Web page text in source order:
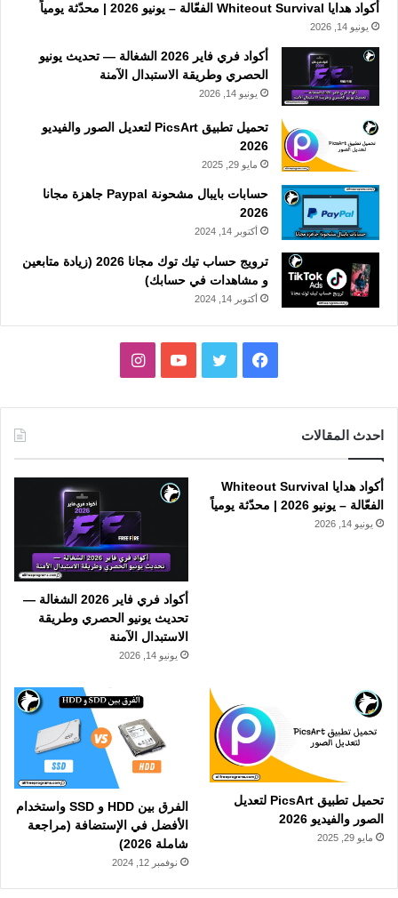
أكواد هدايا Whiteout Survival الفعّالة – يونيو 2026 | محدّثة يومياً
يونيو 14, 2026
أكواد فري فاير 2026 الشغالة — تحديث يونيو
الحصري وطريقة الاستبدال الآمنة
يونيو 14, 2026
تحميل تطبيق PicsArt لتعديل الصور والفيديو
2026
مايو 29, 2025
حسابات بايبال مشحونة Paypal جاهزة مجانا
2026
أكتوبر 14, 2024
ترويج حساب تيك توك مجانا 2026 (زيادة متابعين
و مشاهدات في حسابك)
أكتوبر 14, 2024
فيسبوك تويتر يوتيوبانستقرام
احدث المقالات
أكواد هدايا Whiteout Survival
الفعّالة – يونيو 2026 | محدّثة يومياً
يونيو 14, 2026
أكواد فري فاير 2026 الشغالة —
تحديث يونيو الحصري وطريقة
الاستبدال الآمنة
يونيو 14, 2026
تحميل تطبيق PicsArt لتعديل
الصور والفيديو 2026
مايو 29, 2025
الفرق بين HDD و SSD واستخدام
الأفضل في الإستضافة (مراجعة
شاملة 2026)
نوفمبر 12, 2024